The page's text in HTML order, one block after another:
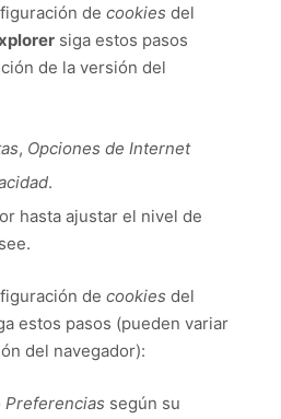
de cookies del
siga estos pasos
de la versión del
, Opciones de Internet
.
hasta ajustar el nivel de
de cookies del
estos pasos (pueden variar
del navegador):
Preferencias según su